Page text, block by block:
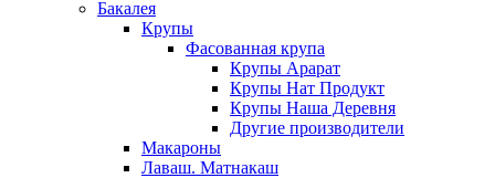
Бакалея
Крупы
Фасованная крупа
Крупы Арарат
Крупы Нат Продукт
Крупы Наша Деревня
Другие производители
Макароны
Лаваш. Матнакаш